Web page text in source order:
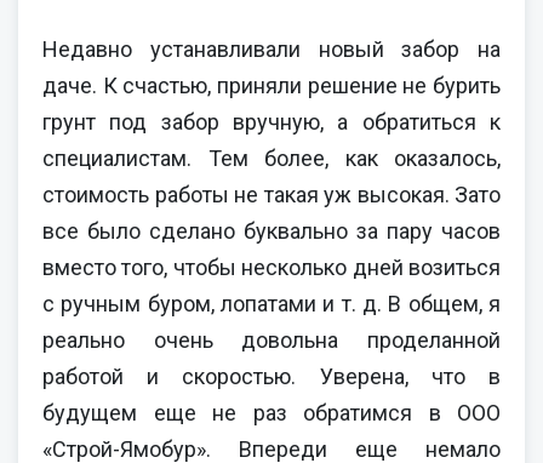
Недавно устанавливали новый забор на
даче. К счастью, приняли решение не бурить
грунт под забор вручную, а обратиться к
специалистам. Тем более, как оказалось,
стоимость работы не такая уж высокая. Зато
все было сделано буквально за пару часов
вместо того, чтобы несколько дней возиться
с ручным буром, лопатами и т. д. В общем, я
реально очень довольна проделанной
работой и скоростью. Уверена, что в
будущем еще не раз обратимся в ООО
«Строй-Ямобур». Впереди еще немало